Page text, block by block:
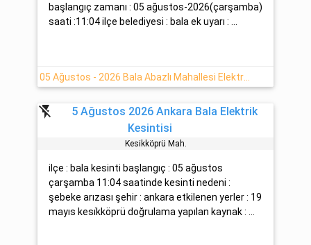
başlangıç zamanı : 05 ağustos-2026(çarşamba)
saati :11:04 ilçe belediyesi : bala ek uyarı : ...
05 Ağustos - 2026 Bala Abazlı Mahallesi Elektrik Kesintisi
flash_off
5 Ağustos 2026 Ankara Bala Elektrik
Kesintisi
Kesi̇kköprü Mah.
ilçe : bala kesinti başlangıç : 05 ağustos
çarşamba 11:04 saatinde kesinti nedeni :
şebeke arızası şehir : ankara etkilenen yerler : 19
mayıs kesi̇kköprü doğrulama yapılan kaynak : ...